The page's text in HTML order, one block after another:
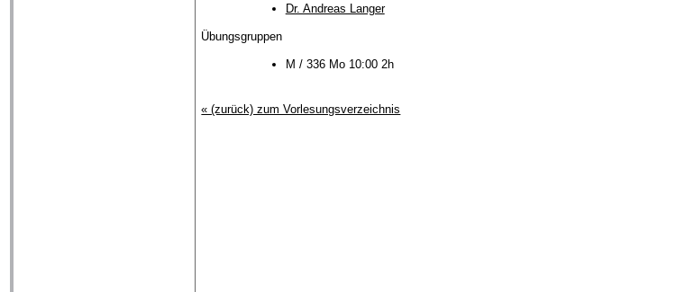
Dr. Andreas Langer
Übungsgruppen
M / 336 Mo 10:00 2h
« (zurück) zum Vorlesungsverzeichnis